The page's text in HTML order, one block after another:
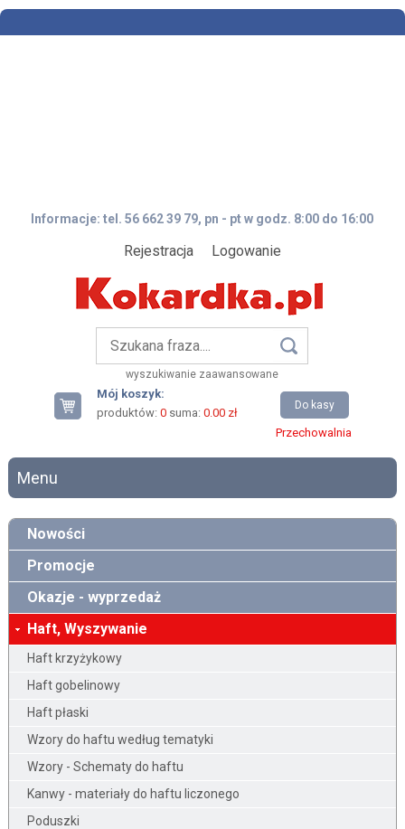
Informacje: tel. 56 662 39 79, pn - pt w godz. 8:00 do 16:00
Rejestracja Logowanie
wyszukiwanie zaawansowane
Mój koszyk:
produktów: 0suma: 0.00 zł
Do kasy
Przechowalnia
Menu
Nowości
Promocje
Okazje - wyprzedaż
Haft, Wyszywanie
Haft krzyżykowy
Haft gobelinowy
Haft płaski
Wzory do haftu według tematyki
Wzory - Schematy do haftu
Kanwy - materiały do haftu liczonego
Poduszki